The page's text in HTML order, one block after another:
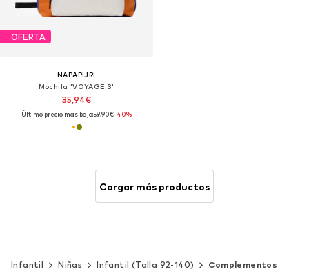
OFERTA
NAPAPIJRI
Mochila 'VOYAGE 3'
35,94€
Último precio más bajo:59,90€-40%
Cargar más productos
Infantil Niñas Infantil (Talla 92-140) Complementos